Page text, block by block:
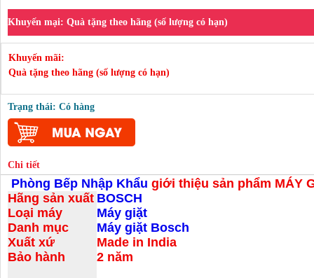
Khuyến mại: Quà tặng theo hãng (số lượng có hạn)
Khuyến mãi:
Quà tặng theo hãng (số lượng có hạn)
Trạng thái: Có hàng
Chi tiết
Phòng Bếp Nhập Khẩu giới thiệu sản phẩm MÁY
Hãng sản xuất BOSCH
Loại máy
Máy giặt
Danh mục
Máy giặt Bosch
Xuất xứ
Made in India
Bảo hành
2 năm